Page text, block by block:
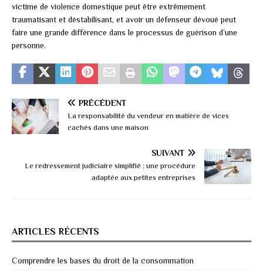
victime de violence domestique peut être extrêmement
traumatisant et déstabilisant, et avoir un défenseur dévoué peut
faire une grande différence dans le processus de guérison d’une
personne.
PRÉCÉDENT
La responsabilité du vendeur en matière de vices
cachés dans une maison
SUIVANT
Le redressement judiciaire simplifié : une procédure
adaptée aux petites entreprises
ARTICLES RÉCENTS
Comprendre les bases du droit de la consommation